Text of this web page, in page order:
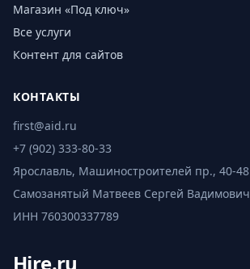
Магазин «Под ключ»
Все услуги
Контент для сайтов
КОНТАКТЫ
first@aid.ru
+7 (902) 333-80-33
Ярославль, Машиностроителей пр., 40-48
Самозанятый Матвеев Сергей Вадимович
ИНН 760300337789
Hire.ru